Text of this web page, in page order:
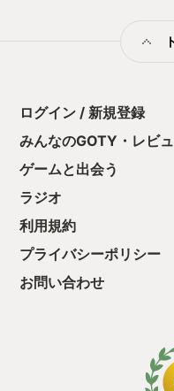
ログイン / 新規登録
みんなのGOTY・レビ
ゲームと出会う
ラジオ
利用規約
プライバシーポリシー
お問い合わせ